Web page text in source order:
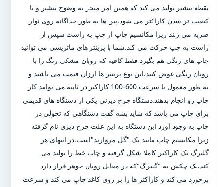
نقطه بیشتر تولید می کند که همین امر منجر به وضوح بیشتر و با
کیفیت تر شدن کاراکتر می شود.پین ها به طور جداگانه روی نوار
ضربه می زنند زیرا مکانسیم چاپ از چپ به راست سپس از
راست به چپ حرکت می کند.شما با پرینتر های ماتریسی می توانید
چاپ های رنگی هم بگیرد فقط کافیه که روبان مشکی رنگ را با
روبان رنگی عوض کنید.این نوع پرینتر ها ارزان قیمت می باشند و
به طور معمول با سرعت 600-100 کاراکتر در ثانیه می توانند کار
چاپ رو انجام بدهند.دستگاه چرخ دیزنی یکی از دستگاه های قدیمی
برای چاپ می باشد که شاید بشه گفت دستگاهی که تحولی در
چاپ به وجود آورد این دستگاه به این علت چرخ دیزی نام گرفته
زیرا مکانسیم چاپ مانند یک "گل مروارید"است.در انتهای هر
گلبرگ یک کاراکتر کاملا شکل گرفته و چاپ خط را تولید می
کند.یک چکش به "گلبرگ"که در مقابل روبان جوهر قرار دارد
برخورد می کند و کاراکتر ها را بر روی کاغذ چاپ می کند و سرعت